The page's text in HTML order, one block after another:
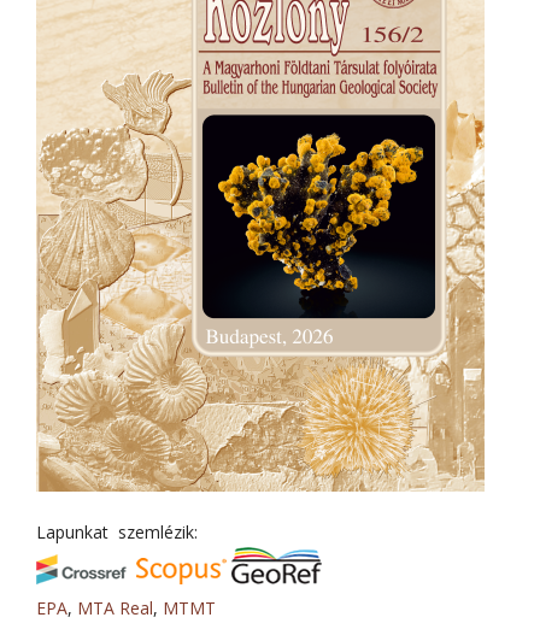
Lapunkat szemlézik:
EPA, MTA Real, MTMT